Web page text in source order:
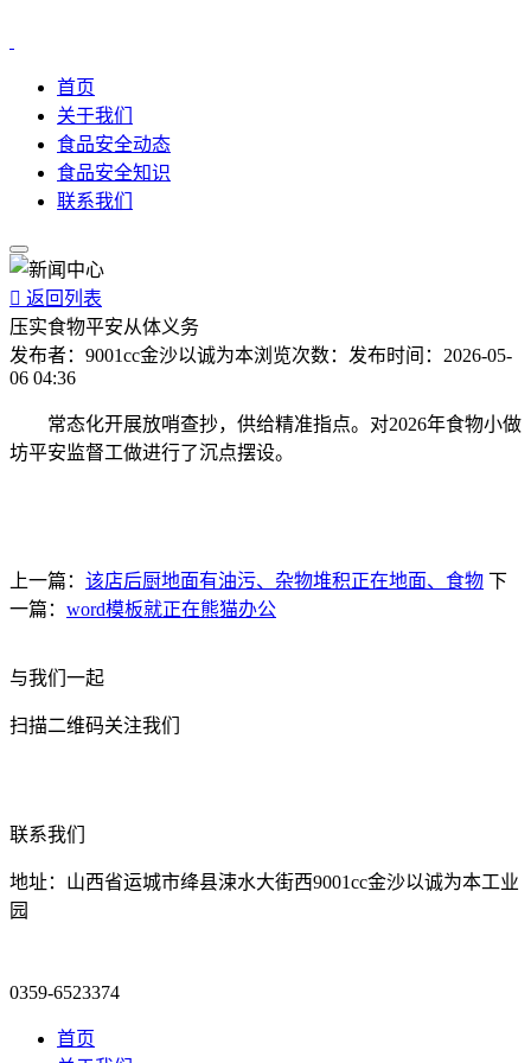
首页
关于我们
食品安全动态
食品安全知识
联系我们
 返回列表
压实食物平安从体义务
发布者： 9001cc金沙以诚为本浏览次数： 发布时间： 2026-05-
06 04:36
常态化开展放哨查抄，供给精准指点。对2026年食物小做
坊平安监督工做进行了沉点摆设。
上一篇： 该店后厨地面有油污、杂物堆积正在地面、食物 下
一篇： word模板就正在熊猫办公
与我们一起
扫描二维码关注我们
联系我们
地址：山西省运城市绛县涑水大街西9001cc金沙以诚为本工业
园
0359-6523374
首页